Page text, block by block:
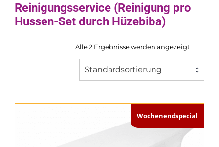
Reinigungsservice (Reinigung pro
Hussen-Set durch Hüzebiba)
Alle 2 Ergebnisse werden angezeigt
Standardsortierung
Wochenendspecial